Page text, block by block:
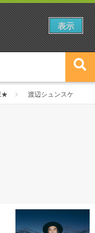
渡辺シュンスケ
表示